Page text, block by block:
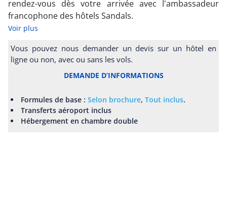
rendez-vous dès votre arrivée avec l'ambassadeur
francophone des hôtels Sandals.
Voir plus
Vous pouvez nous demander un devis sur un hôtel en
ligne ou non, avec ou sans les vols.
DEMANDE D’INFORMATIONS
Formules de base :Selon brochure,Tout inclus.
Transferts aéroport inclus
Hébergement en chambre double